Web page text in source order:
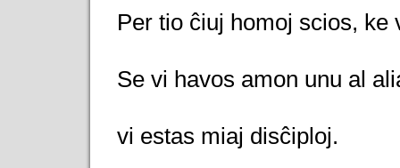
Per tio ĉiuj homoj scios, ke
Se vi havos amon unu al
vi estas miaj disĉiploj.